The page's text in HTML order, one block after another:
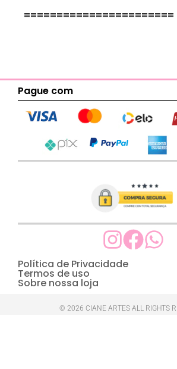
=======================
Pague com
Política de Privacidade
Termos de uso
Sobre nossa loja
© 2026 CIANE ARTES ALL RIGHTS